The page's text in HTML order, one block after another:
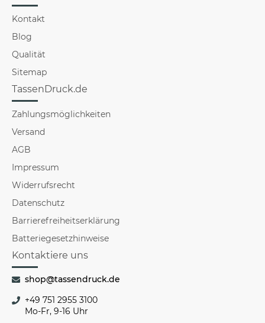
Kontakt
Blog
Qualität
Sitemap
TassenDruck.de
Zahlungsmöglichkeiten
Versand
AGB
Impressum
Widerrufsrecht
Datenschutz
Barrierefreiheitserklärung
Batteriegesetzhinweise
Kontaktiere uns
shop@tassendruck.de
+49 751 2955 3100
Mo-Fr, 9-16 Uhr